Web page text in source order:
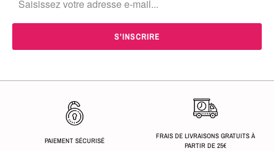
PAIEMENT SÉCURISÉ
FRAIS DE LIVRAISONS GRATUITS À
PARTIR DE 25€